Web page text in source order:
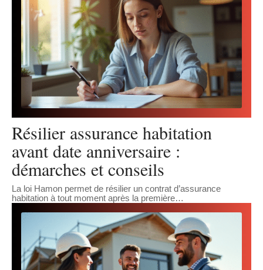
Résilier assurance habitation
avant date anniversaire :
démarches et conseils
La loi Hamon permet de résilier un contrat d’assurance
habitation à tout moment après la première…